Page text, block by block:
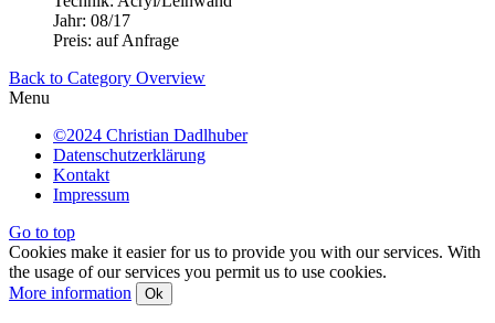
Jahr: 08/17
Preis: auf Anfrage
Back to Category Overview
Menu
©2024 Christian Dadlhuber
Datenschutzerklärung
Kontakt
Impressum
Go to top
Cookies make it easier for us to provide you with our services. With
the usage of our services you permit us to use cookies.
More information
Ok